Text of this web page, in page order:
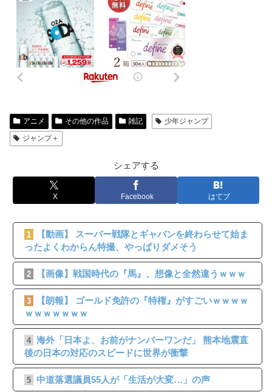
アニメ その他の作品 雑記
少年ジャンプ
ジャンプ＋
シェアする
X Facebook はてブ
1
【動画】 スーパー戦隊とギャバンを終わらせて始ま
ったよくわからん特撮、やっぱりダメそう
2 【画像】戦国時代の『馬』、想像と全然違うｗｗｗ
3
【朗報】 ゴールド免許の『特権』がすごいｗｗｗｗ
ｗｗｗｗｗｗｗ
4 海外「日本よ、お前がナンバーワンだ」 熊本地震直
後の日本の対応のスピードに世界が衝撃
5 中道落選議員55人が「生活が大変…」の声